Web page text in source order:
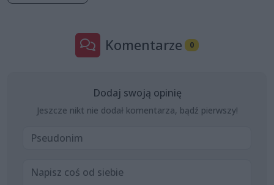
Komentarze 0
Dodaj swoją opinię
Jeszcze nikt nie dodał komentarza, bądź pierwszy!